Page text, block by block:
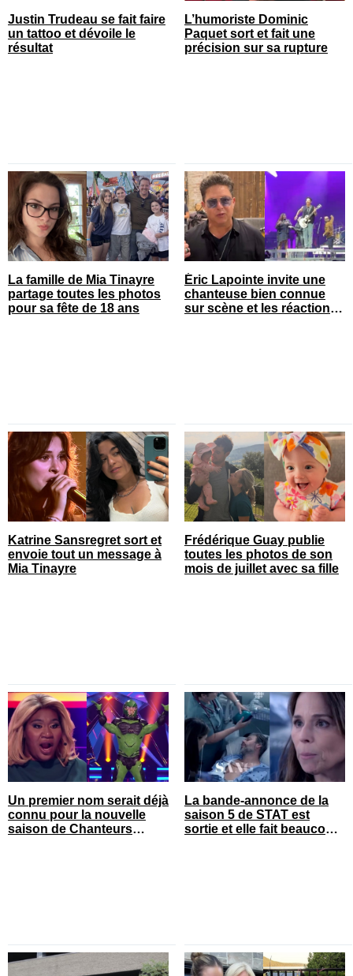
Justin Trudeau se fait faire
un tattoo et dévoile le
résultat
L’humoriste Dominic
Paquet sort et fait une
précision sur sa rupture
La famille de Mia Tinayre
partage toutes les photos
pour sa fête de 18 ans
Éric Lapointe invite une
chanteuse bien connue
sur scène et les réactions
Katrine Sansregret sort et
envoie tout un message à
Mia Tinayre
Frédérique Guay publie
toutes les photos de son
mois de juillet avec sa fille
Un premier nom serait déjà
connu pour la nouvelle
saison de Chanteurs
La bande-annonce de la
saison 5 de STAT est
sortie et elle fait beaucoup